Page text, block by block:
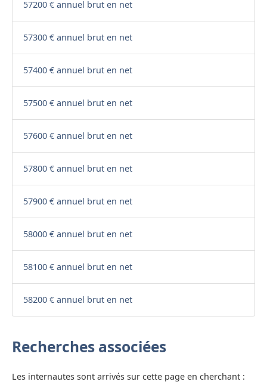
57200 € annuel brut en net
57300 € annuel brut en net
57400 € annuel brut en net
57500 € annuel brut en net
57600 € annuel brut en net
57800 € annuel brut en net
57900 € annuel brut en net
58000 € annuel brut en net
58100 € annuel brut en net
58200 € annuel brut en net
Recherches associées
Les internautes sont arrivés sur cette page en cherchant :